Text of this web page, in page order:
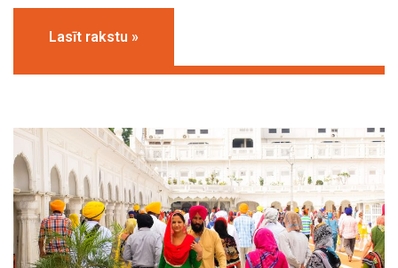
Lasīt rakstu »